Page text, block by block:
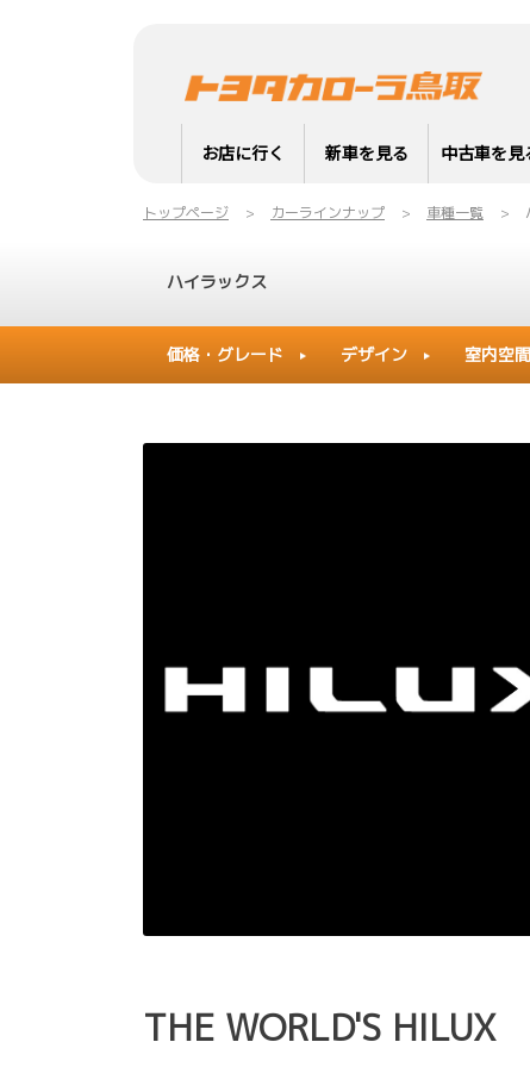
お店に行く 新車を見る 中古車を見
トップページ カーラインナップ 車種一覧
ハイラックス
価格・グレード デザイン 室内空間
THE WORLD'S HILUX